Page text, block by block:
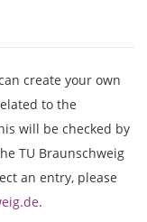
create your own
to the
will be checked by
TU Braunschweig
an entry, please
.